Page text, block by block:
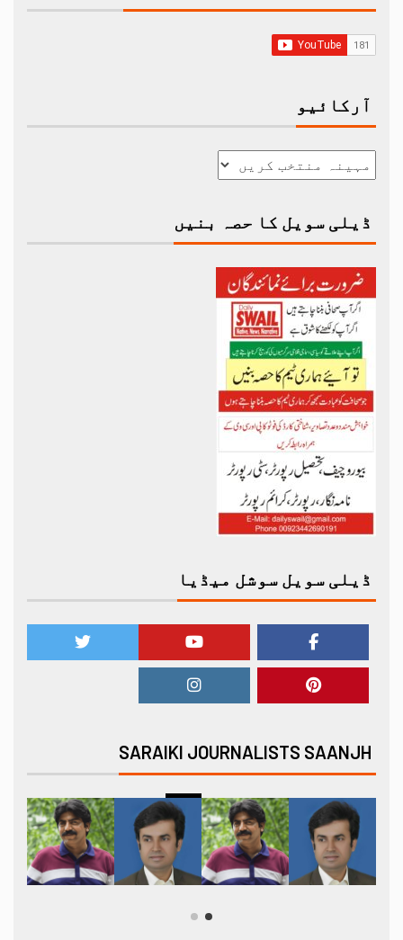
آرکائیو
ڈیلی سویل کا حصہ بنیں
ڈیلی سویل سوشل میڈیا
SARAIKI JOURNALISTS SAANJH